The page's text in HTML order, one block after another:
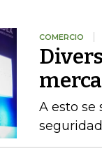
COMERCIO
A esto se